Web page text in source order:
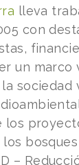
lleva
con
un marco
sociedad
los
bosques
–